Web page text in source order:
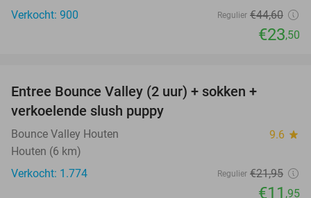
Verkocht: 900
Regulier €44,60
€23,50
Entree Bounce Valley (2 uur) + sokken +
verkoelende slush puppy
Bounce Valley Houten 9.6 star
Houten (6 km)
Verkocht: 1.774
Regulier €21,95
€11 ,95